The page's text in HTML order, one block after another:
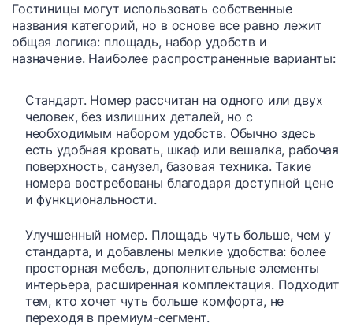
Гостиницы могут использовать собственные
названия категорий, но в основе все равно лежит
общая логика: площадь, набор удобств и
назначение. Наиболее распространенные варианты:
Стандарт. Номер рассчитан на одного или двух
человек, без излишних деталей, но с
необходимым набором удобств. Обычно здесь
есть удобная кровать, шкаф или вешалка, рабочая
поверхность, санузел, базовая техника. Такие
номера востребованы благодаря доступной цене
и функциональности.
Улучшенный номер. Площадь чуть больше, чем у
стандарта, и добавлены мелкие удобства: более
просторная мебель, дополнительные элементы
интерьера, расширенная комплектация. Подходит
тем, кто хочет чуть больше комфорта, не
переходя в премиум-сегмент.